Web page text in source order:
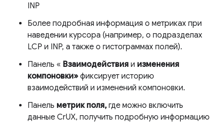
INP
Более подробная информация о метриках при
наведении курсора (например, о подразделах
LCP и INP, а также о гистограммах полей).
Панель « Взаимодействия и изменения
компоновки» фиксирует историю
взаимодействий и изменений компоновки.
Панель метрик поля, где можно включить
данные CrUX, получить подробную информацию